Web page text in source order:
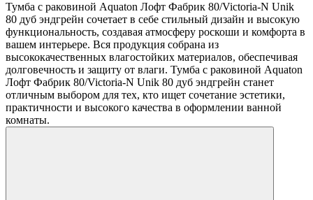
Тумба с раковиной Aquaton Лофт Фабрик 80/Victoria-N Unik
80 дуб эндгрейн сочетает в себе стильный дизайн и высокую
функциональность, создавая атмосферу роскоши и комфорта в
вашем интерьере. Вся продукция собрана из
высококачественных влагостойких материалов, обеспечивая
долговечность и защиту от влаги. Тумба с раковиной Aquaton
Лофт Фабрик 80/Victoria-N Unik 80 дуб эндгрейн станет
отличным выбором для тех, кто ищет сочетание эстетики,
практичности и высокого качества в оформлении ванной
комнаты.